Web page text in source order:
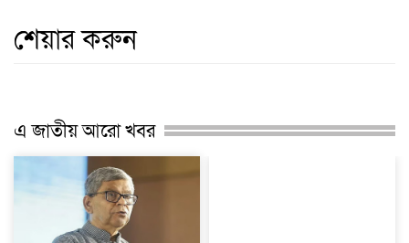
শেয়ার করুন
এ জাতীয় আরো খবর